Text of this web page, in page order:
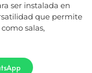
ser instalada en
que permite
salas,